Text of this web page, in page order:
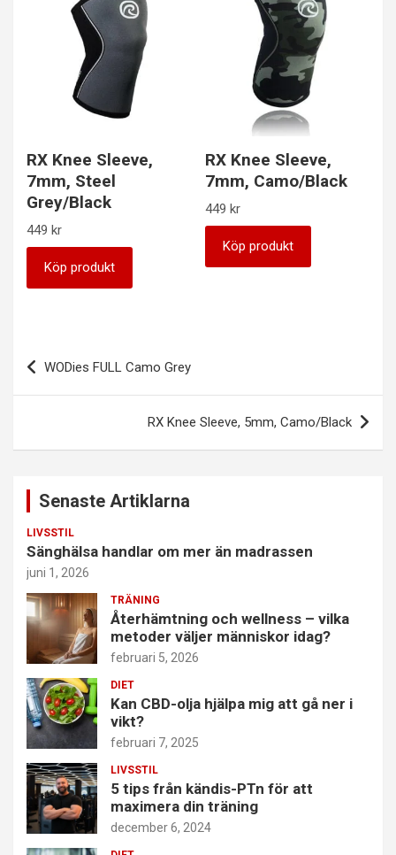
RX Knee Sleeve,
7mm, Steel
Grey/Black
449 kr
Köp produkt
RX Knee Sleeve,
7mm, Camo/Black
449 kr
Köp produkt
Inläggsnavigering
WODies FULL Camo Grey
RX Knee Sleeve, 5mm, Camo/Black
Senaste Artiklarna
LIVSSTIL
Sänghälsa handlar om mer än madrassen
juni 1, 2026
TRÄNING
Återhämtning och wellness – vilka
metoder väljer människor idag?
februari 5, 2026
DIET
Kan CBD-olja hjälpa mig att gå ner i
vikt?
februari 7, 2025
LIVSSTIL
5 tips från kändis-PTn för att
maximera din träning
december 6, 2024